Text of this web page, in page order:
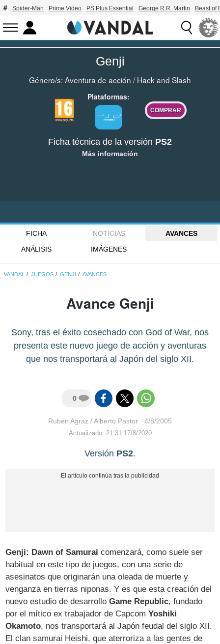
Spider-Man Prime Video PS Plus Essential George R.R. Martin Beast of
Genji
Género/s: Aventura de acción /Hack and Slash
Plataformas:
COMPRAR
Ficha técnica de la versión PS2
Más información
FICHA NOTICIAS
AVANCES
ANÁLISIS
IMÁGENES
VANDAL JUEGOS GENJI AVANCES
Avance Genji
Sony, tras el éxito cosechado con God of War, nos
presenta este nuevo juego de acción y aventuras
que nos transportará al Japón del siglo XII.
0
Rubén Agraz / Alberto Pastor · 4/8/2005
Actualizado: 21:31 17/8/2020
Versión PS2.
Genji: Dawn of Samurai comenzará, como suele ser
habitual en este tipo de juegos, con una serie de
asesinatos que originarán una oleada de muerte y
venganza en tierras niponas. Y es que esta creación del
nuevo estudio de desarrolloGame Republic, fundado
por el mítico ex trabajador de CapcomYoshiki
Okamoto, nos transportará al Japón feudal del siglo XII.
El clan samurai Heishi, que aterroriza a las gentes de